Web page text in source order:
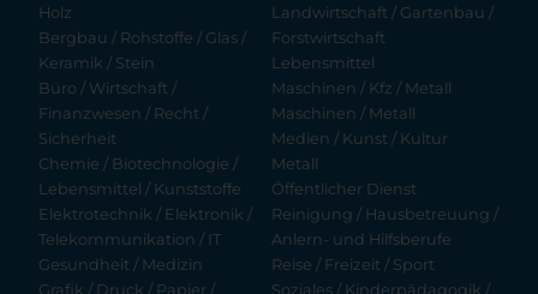
Holz
Bergbau / Rohstoffe / Glas /
Keramik / Stein
Büro / Wirtschaft /
Finanzwesen / Recht /
Sicherheit
Chemie / Biotechnologie /
Lebensmittel / Kunststoffe
Elektrotechnik / Elektronik /
Telekommunikation / IT
Gesundheit / Medizin
Grafik / Druck / Papier /
Landwirtschaft / Gartenbau /
Forstwirtschaft
Lebensmittel
Maschinen / Kfz / Metall
Maschinen / Metall
Medien / Kunst / Kultur
Metall
Öffentlicher Dienst
Reinigung / Hausbetreuung /
Anlern- und Hilfsberufe
Reise / Freizeit / Sport
Soziales / Kinderpädagogik /